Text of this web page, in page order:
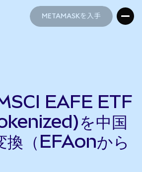
METAMASKを入手
EAFE ETF
を中国
換（EFAonから